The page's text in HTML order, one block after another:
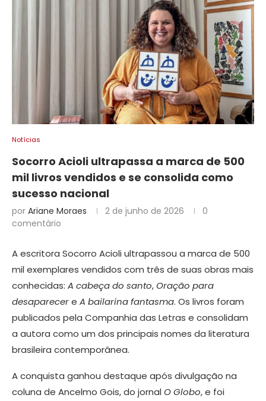
Notícias
Socorro Acioli ultrapassa a marca de 500
mil livros vendidos e se consolida como
sucesso nacional
por Ariane Moraes 2 de junho de 2026
0
comentário
A escritora Socorro Acioli ultrapassou a marca de 500
mil exemplares vendidos com três de suas obras mais
conhecidas: A cabeça do santo,Oração para
desaparecere A bailarina fantasma. Os livros foram
publicados pela Companhia das Letras e consolidam
a autora como um dos principais nomes da literatura
brasileira contemporânea.
A conquista ganhou destaque após divulgação na
coluna de Ancelmo Gois, do jornal O Globo, e foi